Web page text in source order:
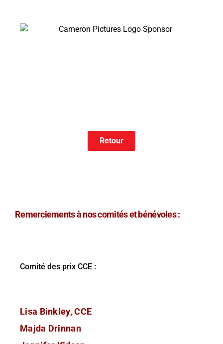
Retour
Remerciements à nos comités et bénévoles :
Comité des prix CCE :
Lisa Binkley, CCE
Majda Drinnan